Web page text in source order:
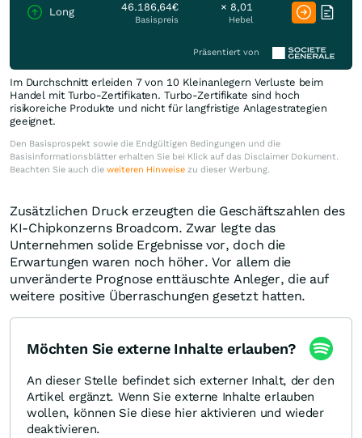
Long 46.186,64€
Basispreis
× 8,01
Hebel
Präsentiert von
Im Durchschnitt erleiden 7 von 10 Kleinanlegern Verluste beim
Handel mit Turbo-Zertifikaten. Turbo-Zertifikate sind hoch
risikoreiche Produkte und nicht für langfristige Anlagestrategien
geeignet.
Den Basisprospekt sowie die Endgültigen Bedingungen und die
Basisinformationsblätter erhalten Sie bei Klick auf das Disclaimer Dokument.
Beachten Sie auch die weiteren Hinweise zu dieser Werbung.
Zusätzlichen Druck erzeugten die Geschäftszahlen des
KI-Chipkonzerns Broadcom. Zwar legte das
Unternehmen solide Ergebnisse vor, doch die
Erwartungen waren noch höher. Vor allem die
unveränderte Prognose enttäuschte Anleger, die auf
weitere positive Überraschungen gesetzt hatten.
Möchten Sie externe Inhalte erlauben?
An dieser Stelle befindet sich externer Inhalt, der den
Artikel ergänzt. Wenn Sie externe Inhalte erlauben
wollen, können Sie diese hier aktivieren und wieder
deaktivieren.